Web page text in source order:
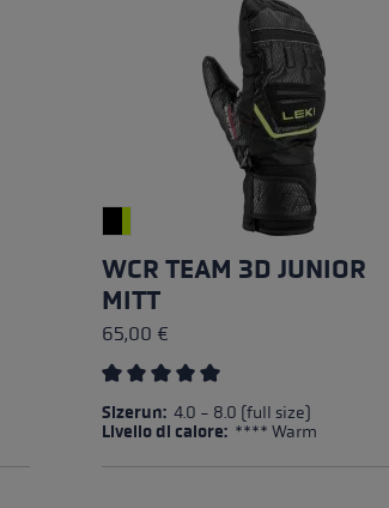
WCR TEAM 3D JUNIOR
MITT
65,00 €
Valutazione media di 5 su 5 stelle
Sizerun: 4.0 - 8.0 (full size)
Livello di calore: **** Warm